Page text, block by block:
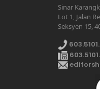
Sinar
Lot 1, Jalan
Seksyen 15,